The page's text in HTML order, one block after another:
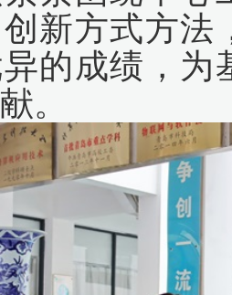
创新方式方
的成绩，为
。